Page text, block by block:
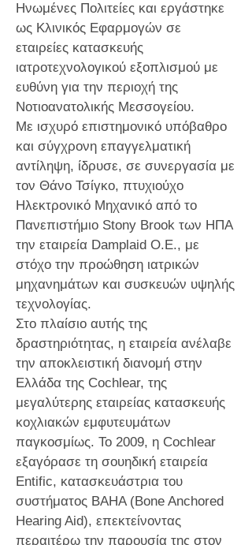
Ηνωμένες Πολιτείες και εργάστηκε
ως Κλινικός Εφαρμογών σε
εταιρείες κατασκευής
ιατροτεχνολογικού εξοπλισμού με
ευθύνη για την περιοχή της
Νοτιοανατολικής Μεσσογείου.
Με ισχυρό επιστημονικό υπόβαθρο
και σύγχρονη επαγγελματική
αντίληψη, ίδρυσε, σε συνεργασία με
τον Θάνο Τσίγκο, πτυχιούχο
Ηλεκτρονικό Μηχανικό από το
Πανεπιστήμιο Stony Brook των ΗΠΑ
την εταιρεία Damplaid Ο.Ε., με
στόχο την προώθηση ιατρικών
μηχανημάτων και συσκευών υψηλής
τεχνολογίας.
Στο πλαίσιο αυτής της
δραστηριότητας, η εταιρεία ανέλαβε
την αποκλειστική διανομή στην
Ελλάδα της Cochlear, της
μεγαλύτερης εταιρείας κατασκευής
κοχλιακών εμφυτευμάτων
παγκοσμίως. Το 2009, η Cochlear
εξαγόρασε τη σουηδική εταιρεία
Entific, κατασκευάστρια του
συστήματος BAHA (Bone Anchored
Hearing Aid), επεκτείνοντας
περαιτέρω την παρουσία της στον